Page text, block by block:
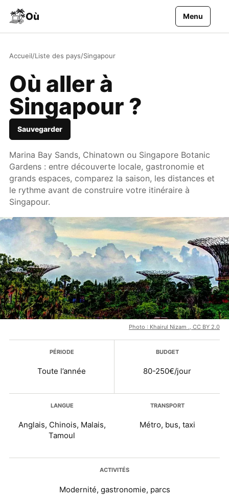
Où Menu
Accueil/Liste des pays/Singapour
Où aller à
Singapour ?
Sauvegarder
Marina Bay Sands, Chinatown ou Singapore Botanic
Gardens : entre découverte locale, gastronomie et
grands espaces, comparez la saison, les distances et
le rythme avant de construire votre itinéraire à
Singapour.
Photo : Khairul Nizam ., CC BY 2.0
Plus d’infos
PÉRIODE
Toute l’année
BUDGET
80-250€/jour
LANGUE
Anglais, Chinois, Malais,
Tamoul
TRANSPORT
Métro, bus, taxi
ACTIVITÉS
Modernité, gastronomie, parcs